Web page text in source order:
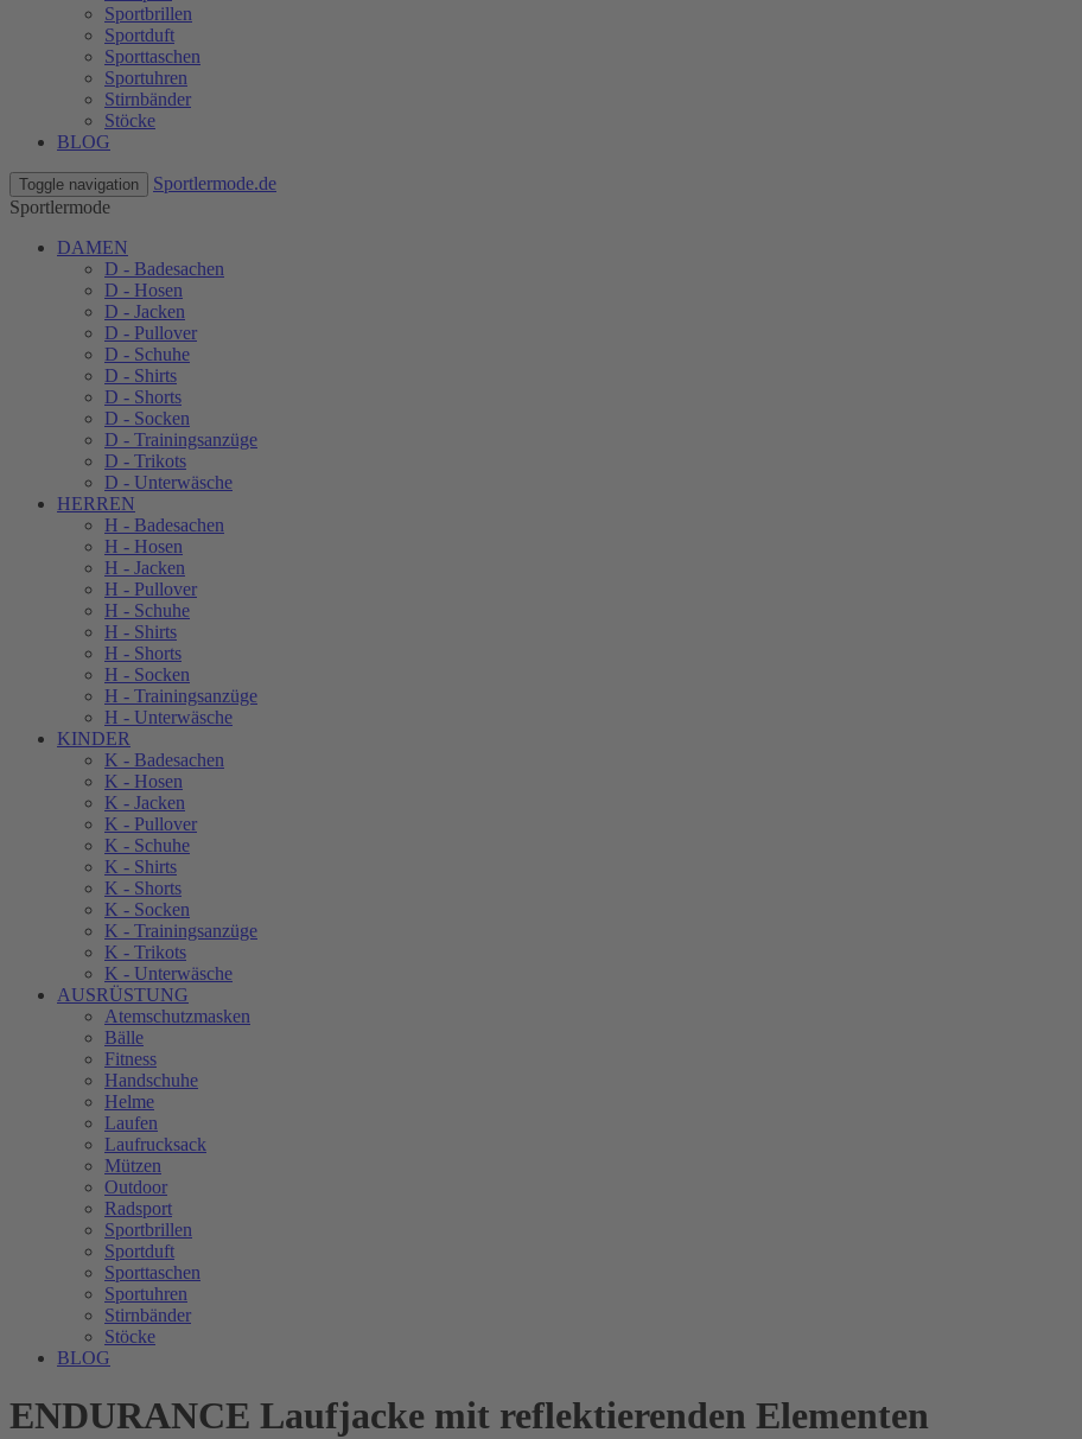
Sportbrillen
Sportduft
Sporttaschen
Sportuhren
Stirnbänder
Stöcke
BLOG
Toggle navigation
Sportlermode.de
Sportlermode
DAMEN
D - Badesachen
D - Hosen
D - Jacken
D - Pullover
D - Schuhe
D - Shirts
D - Shorts
D - Socken
D - Trainingsanzüge
D - Trikots
D - Unterwäsche
HERREN
H - Badesachen
H - Hosen
H - Jacken
H - Pullover
H - Schuhe
H - Shirts
H - Shorts
H - Socken
H - Trainingsanzüge
H - Unterwäsche
KINDER
K - Badesachen
K - Hosen
K - Jacken
K - Pullover
K - Schuhe
K - Shirts
K - Shorts
K - Socken
K - Trainingsanzüge
K - Trikots
K - Unterwäsche
AUSRÜSTUNG
Atemschutzmasken
Bälle
Fitness
Handschuhe
Helme
Laufen
Laufrucksack
Mützen
Outdoor
Radsport
Sportbrillen
Sportduft
Sporttaschen
Sportuhren
Stirnbänder
Stöcke
BLOG
ENDURANCE Laufjacke mit reflektierenden Elementen